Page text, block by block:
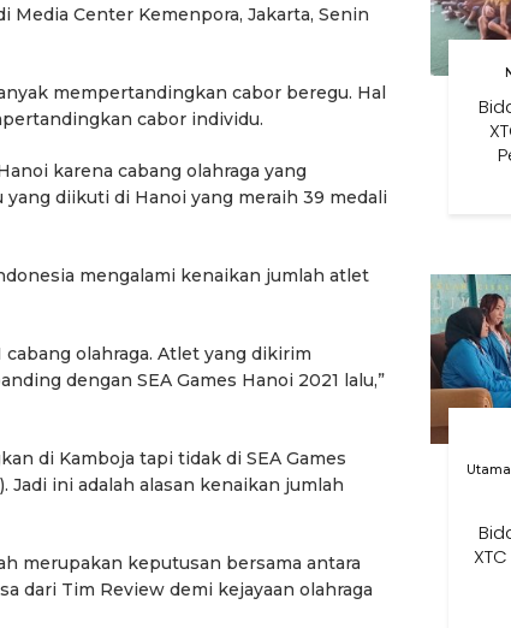
Center Kemenpora, Jakarta, Senin
mempertandingkan cabor beregu. Hal
cabor individu.
karena cabang olahraga yang
diikuti di Hanoi yang meraih 39 medali
mengalami kenaikan jumlah atlet
cabang olahraga. Atlet yang dikirim
dengan SEA Games Hanoi 2021 lalu,”
di Kamboja tapi tidak di SEA Games
Jadi ini adalah alasan kenaikan jumlah
merupakan keputusan bersama antara
dari Tim Review demi kejayaan olahraga
Utama